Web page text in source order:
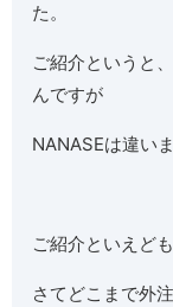
た。
ご紹介というと
んですが
NANASEは違いま
ご紹介といえども
さてどこまで外